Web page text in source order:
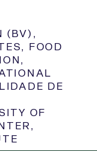
(BV) ,
, FOOD
,
DE
OF
,